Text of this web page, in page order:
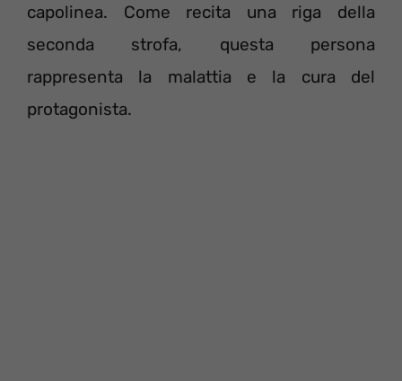
capolinea. Come recita una riga della
seconda strofa, questa persona
rappresenta la malattia e la cura del
protagonista.